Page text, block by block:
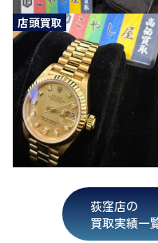
店頭買取
荻窪店の
買取実績一